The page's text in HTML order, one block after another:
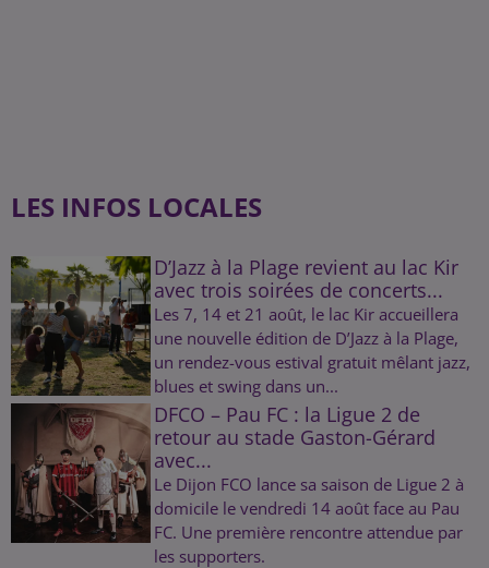
LES INFOS LOCALES
D’Jazz à la Plage revient au lac Kir
avec trois soirées de concerts...
Les 7, 14 et 21 août, le lac Kir accueillera
une nouvelle édition de D’Jazz à la Plage,
un rendez-vous estival gratuit mêlant jazz,
blues et swing dans un...
DFCO – Pau FC : la Ligue 2 de
retour au stade Gaston-Gérard
avec...
Le Dijon FCO lance sa saison de Ligue 2 à
domicile le vendredi 14 août face au Pau
FC. Une première rencontre attendue par
les supporters.